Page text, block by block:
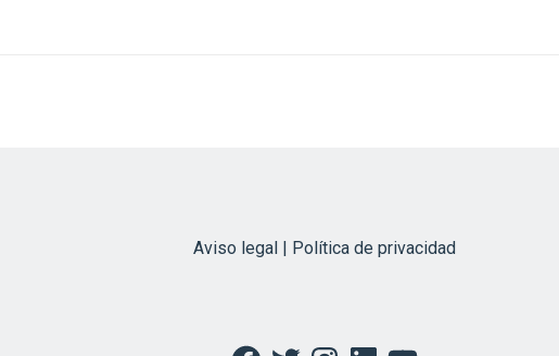
Aviso legal | Política de privacidad
Facebook
TwitterInstagramLinkedInYouTube